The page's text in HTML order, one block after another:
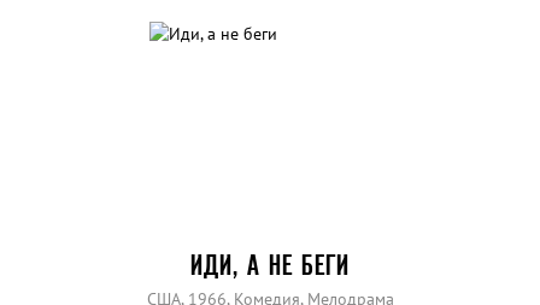
ИДИ, А НЕ БЕГИ
США, 1966, Комедия, Мелодрама